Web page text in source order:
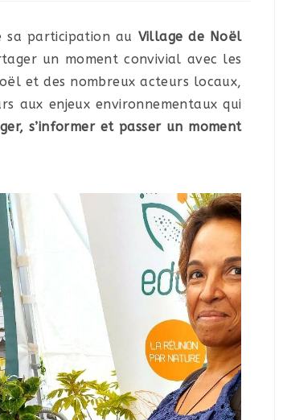
sa participation au Village de Noël
un moment convivial avec les
et des nombreux acteurs locaux,
aux enjeux environnementaux qui
s’informer et passer un moment